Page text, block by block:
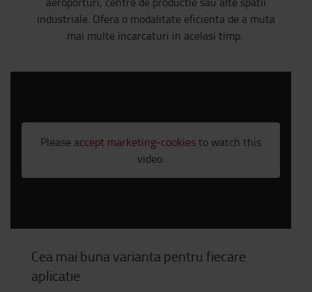
industriale. Ofera o modalitate eficienta de a muta
mai multe incarcaturi in acelasi timp.
Please accept marketing-cookiesto watch this
video.
Cea mai buna varianta pentru fiecare
aplicatie